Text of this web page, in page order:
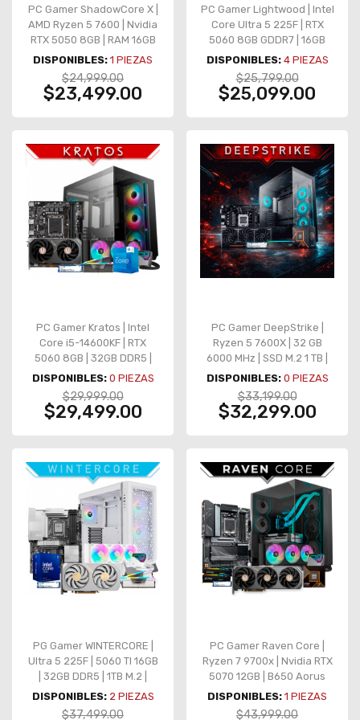
PC Gamer ShadowCore X |
AMD Ryzen 5 7600 | Nvidia
RTX 5050 8GB | RAM 16GB
DDR5 | 1TB M.2 | 3
Ventiladores RGB
DISPONIBLES: 1 PIEZAS
$24,999.00
$23,499.00
PC Gamer Lightwood | Intel
Core Ultra 5 225F | RTX
5060 8GB GDDR7 | 16GB
DDR5 | 1TB NVMe | Z890-P
WIFI | 750W Gold
DISPONIBLES: 4PIEZAS
$25,799.00
$25,099.00
PC Gamer Kratos | Intel
Core i5-14600KF | RTX
5060 8GB | 32GB DDR5 |
1TB NVMe M.2 | AIO 360mm
DISPONIBLES: 0 PIEZAS
$29,999.00
$29,499.00
PC Gamer DeepStrike |
Ryzen 5 7600X | 32 GB
6000 MHz | SSD M.2 1 TB |
RTX 5060 Ti
DISPONIBLES: 0 PIEZAS
$33,199.00
$32,299.00
PG Gamer WINTERCORE |
Ultra 5 225F | 5060 TI 16GB
| 32GB DDR5 | 1TB M.2 |
Z890 | 850W
DISPONIBLES: 2 PIEZAS
$37,499.00
PC Gamer Raven Core |
Ryzen 7 9700x | Nvidia RTX
5070 12GB | B650 Aorus
Elite AX | 32GB DDR5
5200Mhz | 1TB M.2
DISPONIBLES: 1 PIEZAS
$43,999.00